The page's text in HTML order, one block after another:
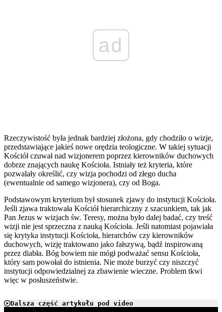
ad
Rzeczywistość była jednak bardziej złożona, gdy chodziło o wizje,
przedstawiające jakieś nowe orędzia teologiczne. W takiej sytuacji
Kościół czuwał nad wizjonerem poprzez kierowników duchowych
dobrze znających naukę Kościoła. Istniały też kryteria, które
pozwalały określić, czy wizja pochodzi od złego ducha
(ewentualnie od samego wizjonera), czy od Boga.
Podstawowym kryterium był stosunek zjawy do instytucji Kościoła.
Jeśli zjawa traktowała Kościół hierarchiczny z szacunkiem, tak jak
Pan Jezus w wizjach św. Teresy, można było dalej badać, czy treść
wizji nie jest sprzeczna z nauką Kościoła. Jeśli natomiast pojawiała
się krytyka instytucji Kościoła, hierarchów czy kierowników
duchowych, wizję traktowano jako fałszywą, bądź inspirowaną
przez diabła. Bóg bowiem nie mógł podważać sensu Kościoła,
który sam powołał do istnienia. Nie może burzyć czy niszczyć
instytucji odpowiedzialnej za zbawienie wieczne. Problem tkwi
więc w posłuszeństwie.
Dalsza część artykułu pod video